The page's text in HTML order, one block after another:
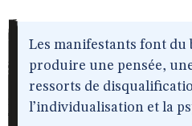
Les manifestants font
produire une pensée,
ressorts de
l’individualisation et la